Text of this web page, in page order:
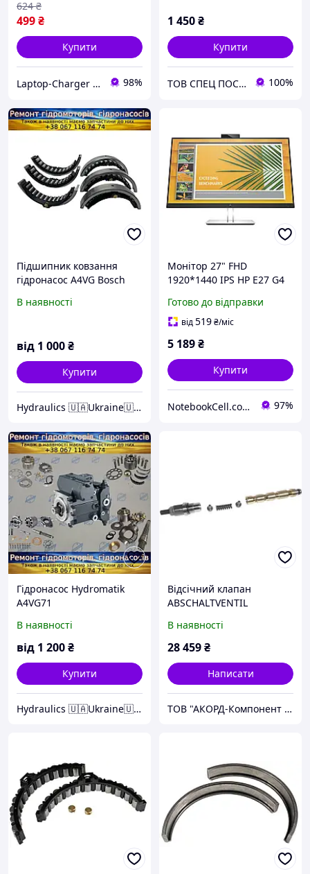
499₴
624 ₴
Купити
Laptop-Charger - інтернет магазин комплектуючих до ноутбуків 98%
1 450₴
Купити
ТОВ СПЕЦ ПОСТАЧ МАРКЕТ 100%
Підшипник ковзання
гідронасос A4VG Bosch
В наявності
від 1 000₴
Купити
Hydraulics 🇺🇦Ukraine🇺🇦
Монітор 27" FHD
1920*1440 IPS HP E27 G4
USB2*2 Pivot чорний бу A
Готово до відправки
від519₴/міс
5 189₴
Купити
NotebookCell.com.ua 97%
Гідронасос Hydromatik
A4VG71
В наявності
від 1 200₴
Купити
Hydraulics 🇺🇦Ukraine🇺🇦
Відсічний клапан
ABSCHALTVENTIL
В наявності
28 459₴
Написати
ТОВ "АКОРД-Компонент репаір"